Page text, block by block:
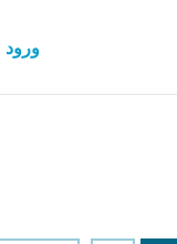
ورود